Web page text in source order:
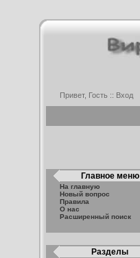
Привет, Гость :: Вход
Главное меню
На главную
Новый вопрос
Правила
О нас
Расширенный поиск
Разделы